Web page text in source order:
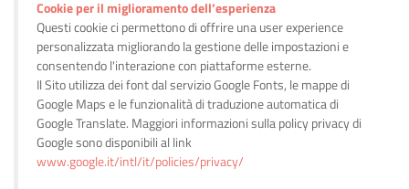
Cookie per il miglioramento dell’esperienza
Questi cookie ci permettono di offrire una user experience
personalizzata migliorando la gestione delle impostazioni e
consentendo l'interazione con piattaforme esterne.
Il Sito utilizza dei font dal servizio Google Fonts, le mappe di
Google Maps e le funzionalità di traduzione automatica di
Google Translate. Maggiori informazioni sulla policy privacy di
Google sono disponibili al link
www.google.it/intl/it/policies/privacy/